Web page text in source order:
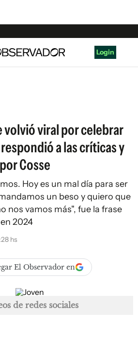
Login
volvió viral por celebrar
a las críticas y
Cosse
Hoy es un mal día para ser
un beso y quiero que
nos vamos más", fue la frase
2024
hs
El Observador en
de redes sociales